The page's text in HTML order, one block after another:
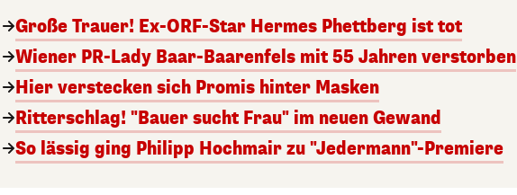
Große Trauer! Ex-ORF-Star Hermes Phettberg ist tot
Wiener PR-Lady Baar-Baarenfels mit 55 Jahren verstorben
Hier verstecken sich Promis hinter Masken
Ritterschlag! "Bauer sucht Frau" im neuen Gewand
So lässig ging Philipp Hochmair zu "Jedermann"-Premiere